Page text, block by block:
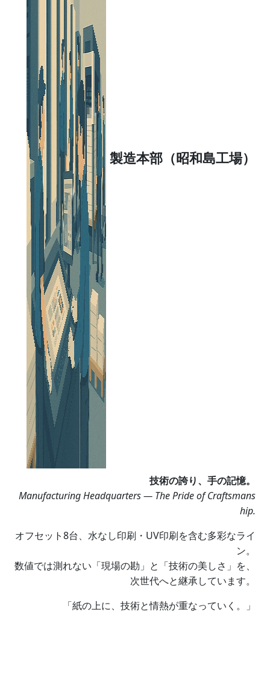
製造本部（昭和島工場）
技術の誇り、手の記憶。
Manufacturing Headquarters — The Pride of Craftsmans
hip.
オフセット8台、水なし印刷・UV印刷を含む多彩なライ
ン。
数値では測れない「現場の勘」と「技術の美しさ」を、
次世代へと継承しています。
「紙の上に、技術と情熱が重なっていく。」